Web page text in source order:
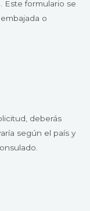
Este formulario se
o
deberás
según el país y